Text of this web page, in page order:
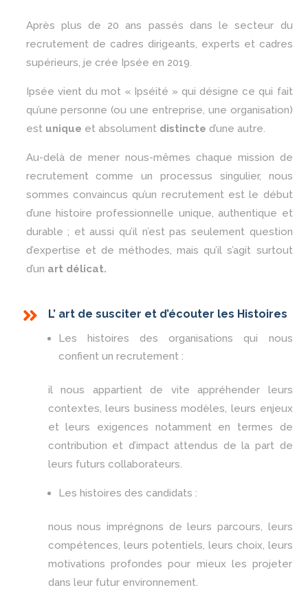
Après plus de 20 ans passés dans le secteur du
recrutement de cadres dirigeants, experts et cadres
supérieurs, je crée Ipsée en 2019.
Ipsée vient du mot « Ipséité » qui désigne ce qui fait
qu’une personne (ou une entreprise, une organisation)
est unique et absolument distincte d’une autre.
Au-delà de mener nous-mêmes chaque mission de
recrutement comme un processus singulier, nous
sommes convaincus qu’un recrutement est le début
d’une histoire professionnelle unique, authentique et
durable ; et aussi qu’il n’est pas seulement question
d’expertise et de méthodes, mais qu’il s’agit surtout
d’un art délicat.
 L’ art de susciter et d’écouter les Histoires
Les histoires des organisations qui nous
confient un recrutement :
il nous appartient de vite appréhender leurs
contextes, leurs business modèles, leurs enjeux
et leurs exigences notamment en termes de
contribution et d’impact attendus de la part de
leurs futurs collaborateurs.
Les histoires des candidats :
nous nous imprégnons de leurs parcours, leurs
compétences, leurs potentiels, leurs choix, leurs
motivations profondes pour mieux les projeter
dans leur futur environnement.